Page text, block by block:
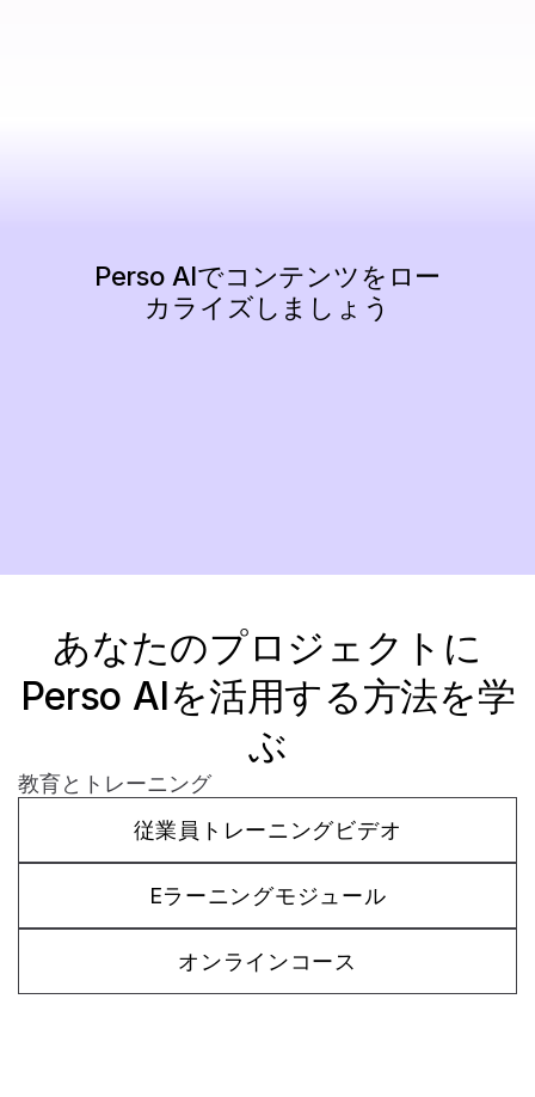
あなたのプロジェクトに
Perso AIを活用する方法を学
ぶ
教育とトレーニング
従業員トレーニングビデオ
Eラーニングモジュール
オンラインコース
Perso AIでコンテンツをロー
カライズしましょう